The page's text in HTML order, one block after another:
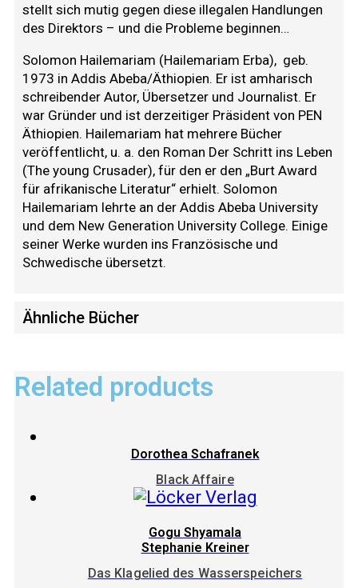
stellt sich mutig gegen diese illegalen Handlungen
des Direktors – und die Probleme beginnen…
Solomon Hailemariam (Hailemariam Erba), geb.
1973 in Addis Abeba/Äthiopien. Er ist amharisch
schreibender Autor, Übersetzer und Journalist. Er
war Gründer und ist derzeitiger Präsident von PEN
Äthiopien. Hailemariam hat mehrere Bücher
veröffentlicht, u. a. den Roman Der Schritt ins Leben
(The young Crusader), für den er den „Burt Award
für afrikanische Literatur“ erhielt. Solomon
Hailemariam lehrte an der Addis Abeba University
und dem New Generation University College. Einige
seiner Werke wurden ins Französische und
Schwedische übersetzt.
Ähnliche Bücher
Related products
Dorothea Schafranek
Black Affaire
Gogu Shyamala
Stephanie Kreiner
Das Klagelied des Wasserspeichers